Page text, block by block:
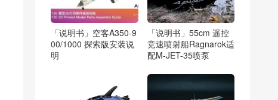
「说明书」空客A350-9
00/1000 探索版安装说
明
「说明书」55cm 遥控
竞速喷射船Ragnarok适
配M-JET-35喷泵